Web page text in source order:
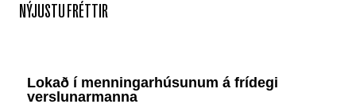
NÝJUSTU FRÉTTIR
Lokað í menningarhúsunum á frídegi
verslunarmanna